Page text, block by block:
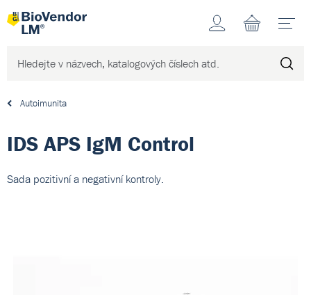
Účet
Autoimunita
IDS APS IgM Control
Sada pozitivní a negativní kontroly.